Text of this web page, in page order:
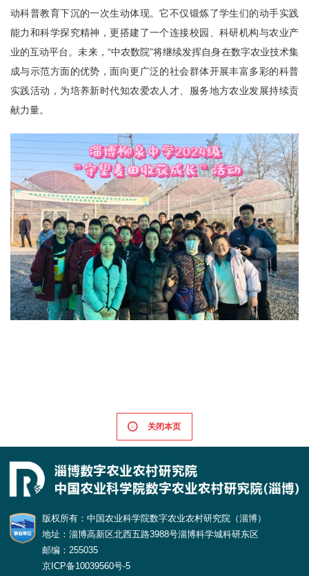
动科普教育下沉的一次生动体现。它不仅锻炼了学生们的动手实践
能力和科学探究精神，更搭建了一个连接校园、科研机构与农业产
业的互动平台。未来，“中农数院”将继续发挥自身在数字农业技术集
成与示范方面的优势，面向更广泛的社会群体开展丰富多彩的科普
实践活动，为培养新时代知农爱农人才、服务地方农业发展持续贡
献力量。
关闭本页
版权所有：中国农业科学院数字农业农村研究院（淄博）
地址：淄博高新区北西五路3988号淄博科学城科研东区
邮编：255035
京ICP备10039560号-5